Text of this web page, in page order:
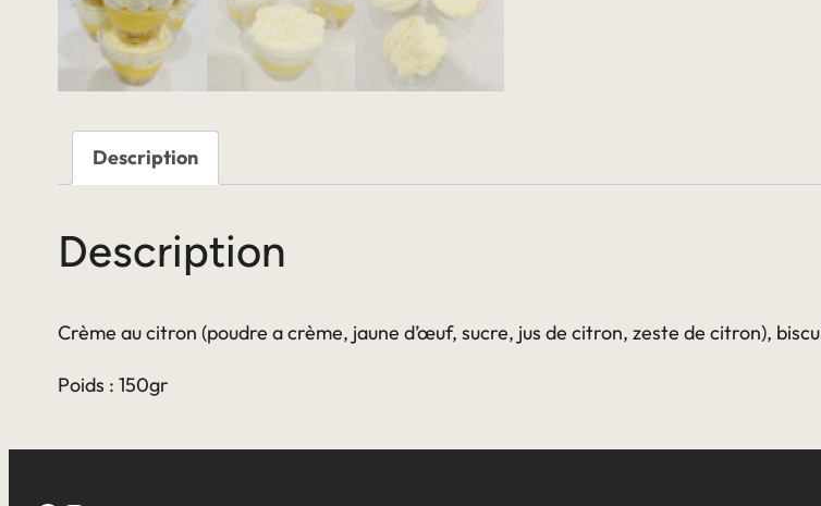
Description
Description
Crème au citron (poudre a crème, jaune d’œuf, sucre, jus de citron, zeste de citron),
Poids : 150gr